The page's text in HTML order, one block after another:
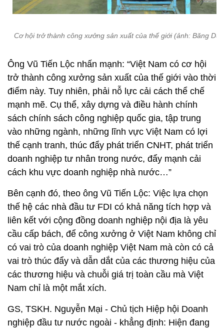
Cơ hội trở thành công xưởng sản xuất của thế giới (ảnh: Băng
Ông Vũ Tiến Lộc nhấn mạnh: “Việt Nam có cơ hội
trở thành công xưởng sản xuất của thế giới vào thời
điểm này. Tuy nhiên, phải nỗ lực cải cách thể chế
mạnh mẽ. Cụ thể, xây dựng và điều hành chính
sách chính sách công nghiệp quốc gia, tập trung
vào những ngành, những lĩnh vực Việt Nam có lợi
thế cạnh tranh, thúc đẩy phát triển CNHT, phát triển
doanh nghiệp tư nhân trong nước, đẩy mạnh cải
cách khu vực doanh nghiệp nhà nước…”
Bên cạnh đó, theo ông Vũ Tiến Lộc: Việc lựa chọn
thế hệ các nhà đầu tư FDI có khả năng tích hợp và
liên kết với cộng đồng doanh nghiệp nội địa là yêu
cầu cấp bách, để công xưởng ở Việt Nam không chỉ
có vai trò của doanh nghiệp Việt Nam mà còn có cả
vai trò thúc đẩy và dẫn dắt của các thương hiệu của
các thương hiệu và chuỗi giá trị toàn cầu mà Việt
Nam chỉ là một mắt xích.
GS, TSKH. Nguyễn Mại - Chủ tịch Hiệp hội Doanh
nghiệp đầu tư nước ngoài - khẳng định: Hiện đang